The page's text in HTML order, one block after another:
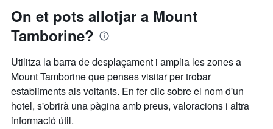
On et pots allotjar a Mount
Tamborine?
Utilitza la barra de desplaçament i amplia les zones a
Mount Tamborine que penses visitar per trobar
establiments als voltants. En fer clic sobre el nom d'un
hotel, s'obrirà una pàgina amb preus, valoracions i altra
informació útil.